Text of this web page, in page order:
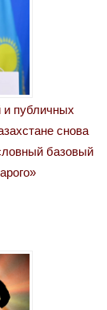
и публичных
снова
базовый